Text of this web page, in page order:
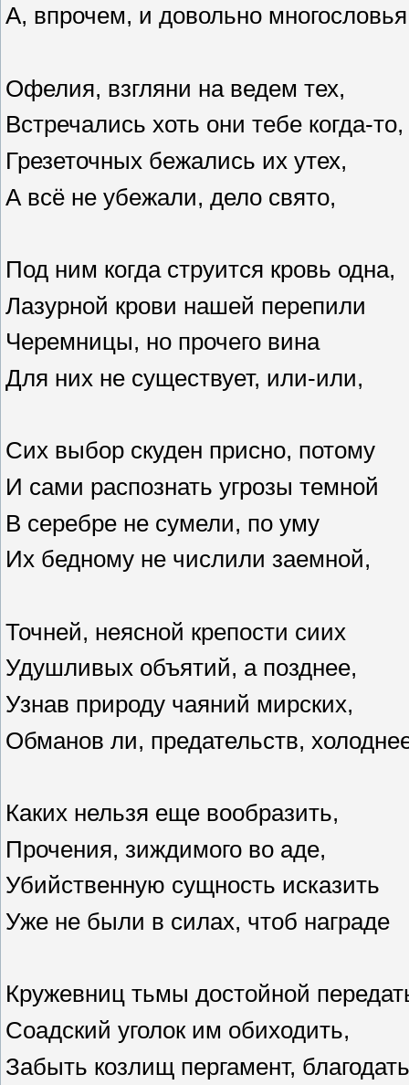
А, впрочем, и довольно
Офелия, взгляни на ведем тех,
Встречались хоть они тебе когда-то,
Грезеточных бежались их утех,
А всё не убежали, дело свято,
Под ним когда струится кровь одна,
Лазурной крови нашей перепили
Черемницы, но прочего вина
Для них не существует, или-или,
Сих выбор скуден присно, потому
И сами распознать угрозы темной
В серебре не сумели, по уму
Их бедному не числили заемной,
Точней, неясной крепости сиих
Удушливых объятий, а позднее,
Узнав природу чаяний мирских,
Обманов ли, предательств,
Каких нельзя еще вообразить,
Прочения, зиждимого во аде,
Убийственную сущность исказить
Уже не были в силах, чтоб награде
Кружевниц тьмы достойной
Соадский уголок им обиходить,
Забыть козлищ пергамент, благодать